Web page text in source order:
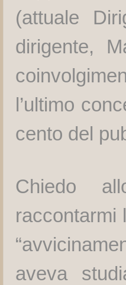
(attuale
dirigente,
l’ultimo
cento del
Chiedo
raccontarmi
aveva